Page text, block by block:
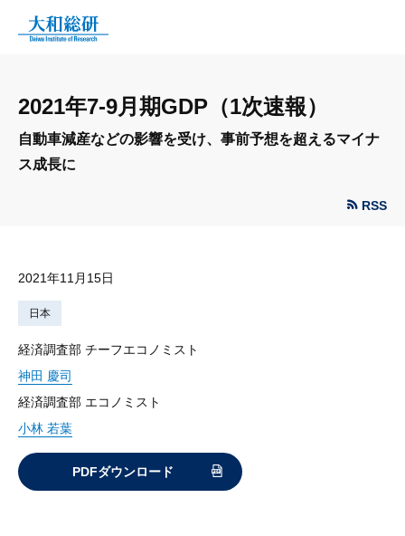
2021年7-9月期GDP（1次速報）
自動車減産などの影響を受け、事前予想を超えるマイナ
ス成長に
RSS
2021年11月15日
日本
経済調査部 チーフエコノミスト
神田 慶司
経済調査部 エコノミスト
小林 若葉
PDFダウンロード